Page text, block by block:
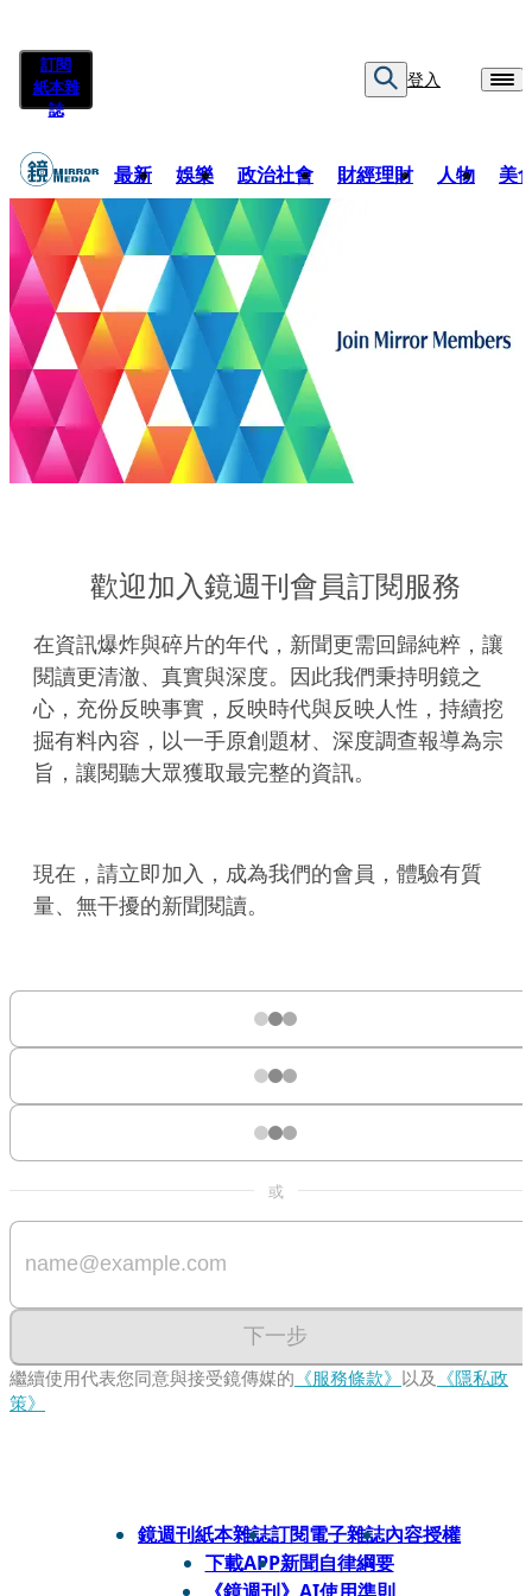
訂閱
紙本雜
誌
登入
最新 娛樂 政治社會 財經理財 人物 美
歡迎加入鏡週刊會員訂閱服務
在資訊爆炸與碎片的年代，新聞更需回歸純粹，讓
閱讀更清澈、真實與深度。因此我們秉持明鏡之
心，充份反映事實，反映時代與反映人性，持續挖
掘有料內容，以一手原創題材、深度調查報導為宗
旨，讓閱聽大眾獲取最完整的資訊。
現在，請立即加入，成為我們的會員，體驗有質
量、無干擾的新聞閱讀。
或
下一步
繼續使用代表您同意與接受鏡傳媒的 《服務條款》 以及 《隱私政
策》
鏡週刊紙本雜誌訂閱電子雜誌內容授權
下載APP新聞自律綱要